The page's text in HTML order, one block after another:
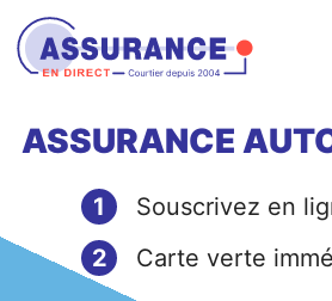
Aller
au
contenu
ASSURANCE
1
Souscrivez en
2
Carte verte